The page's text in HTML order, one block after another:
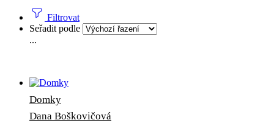
Filtrovat
Seřadit podle
...
Domky
Dana Boškovičová